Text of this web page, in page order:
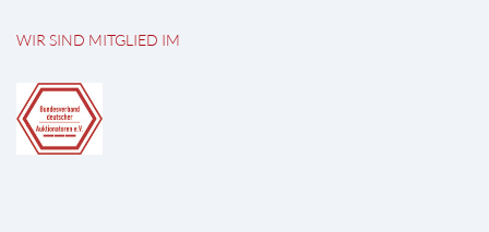
WIR SIND MITGLIED IM